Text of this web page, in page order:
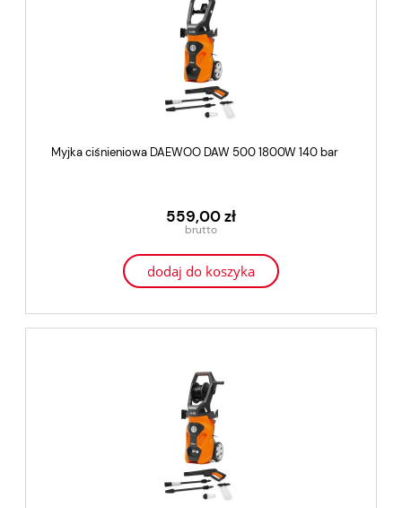
Myjka ciśnieniowa DAEWOO DAW 500 1800W 140 bar
559,00 zł
dodaj do koszyka